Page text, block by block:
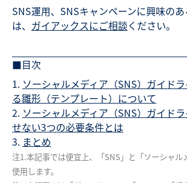
SNS運用、SNSキャンペーンに興味の
は、 ガイアックスにご相談ください。
■目次
ソーシャルメディア（SNS）ガイド
る雛形（テンプレート）について
ソーシャルメディア（SNS）ガイド
せない3つの必要条件とは
まとめ
注1.本記事では便宜上、「SNS」と「ソーシャル
使用します。